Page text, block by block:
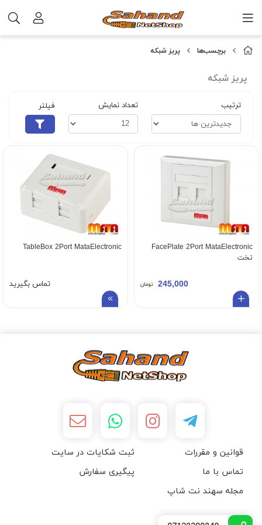
برچسب‌ها پریز شبکه
پریز شبکه
ترتیب تعداد نمایش فیلتر
FacePlate 2Port MataElectronic
تخت
245,000 تومان
TableBox 2Port MataElectronic
تماس بگیرید
قوانین و مقررات
ثبت شکایات در سایت
تماس با ما
پیگیری سفارش
مجله سهند نت شاپ